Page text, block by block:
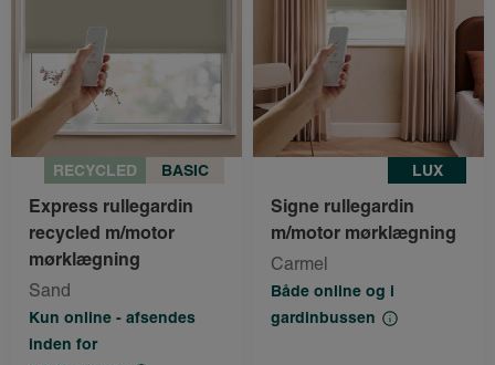
RECYCLED BASIC
Express rullegardin
recycled m/motor
mørklægning
Sand
Kun online - afsendes
inden for
LUX
Signe rullegardin
m/motor mørklægning
Carmel
Både online og i
gardinbussen